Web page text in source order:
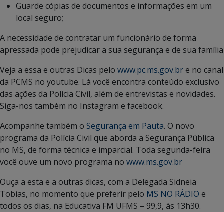
Guarde cópias de documentos e informações em um
local seguro;
A necessidade de contratar um funcionário de forma
apressada pode prejudicar a sua segurança e de sua família
Veja a essa e outras Dicas pelo www.pc.ms.gov.bre no canal
da PCMS no youtube. Lá você encontra conteúdo exclusivo
das ações da Polícia Civil, além de entrevistas e novidades.
Siga-nos também no Instagram e facebook.
Acompanhe também o Segurança em Pauta. O novo
programa da Polícia Civil que aborda a Segurança Pública
no MS, de forma técnica e imparcial. Toda segunda-feira
você ouve um novo programa no www.ms.gov.br
Ouça a esta e a outras dicas, com a Delegada Sidneia
Tobias, no momento que preferir pelo MS NO RÁDIO e
todos os dias, na Educativa FM UFMS – 99,9, às 13h30.